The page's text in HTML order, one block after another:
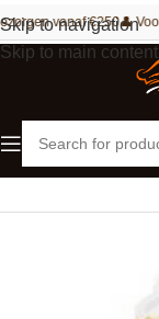
Skip to navigation
Skip to main content
vanaf €250👤
Home IJs